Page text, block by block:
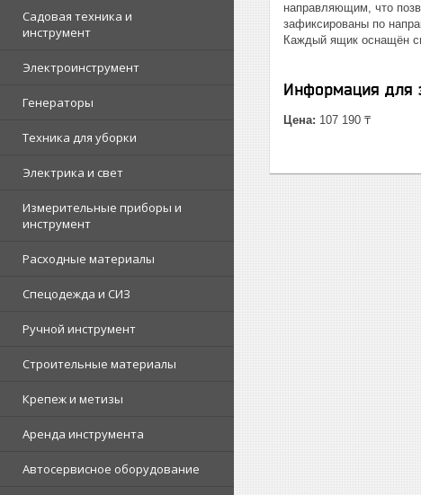
Садовая техника и
инструмент
Электроинструмент
Генераторы
Техника для уборки
Электрика и свет
Измерительные приборы и
инструмент
Расходные материалы
Спецодежда и СИЗ
Ручной инструмент
Строительные материалы
Крепеж и метизы
Аренда инструмента
Автосервисное оборудование
направляющим, что
зафиксированы по
Каждый ящик оснащён
Информация для
Цена: 107 190 ₸